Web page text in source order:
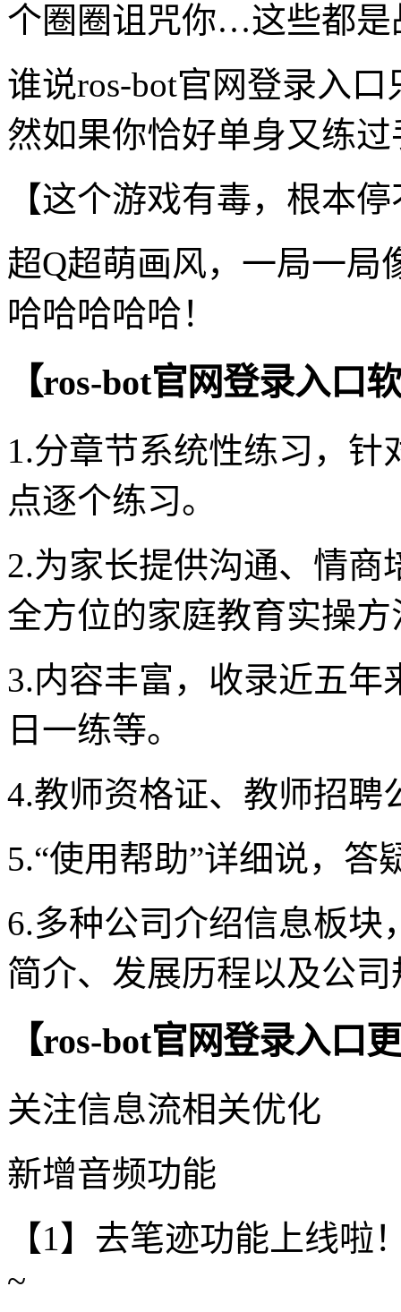
个圈圈诅咒你…这些都是
谁说ros-bot官网登录入
然如果你恰好单身又练
【这个游戏有毒，根本
超Q超萌画风，一局一局
哈哈哈哈哈！
【ros-bot官网登录入口
1.分章节系统性练习，
点逐个练习。
2.为家长提供沟通、情
全方位的家庭教育实操
3.内容丰富，收录近五
日一练等。
4.教师资格证、教师招聘
5.“使用帮助”详细说，
6.多种公司介绍信息板块
简介、发展历程以及公
【ros-bot官网登录入口
关注信息流相关优化
新增音频功能
【1】去笔迹功能上线
~